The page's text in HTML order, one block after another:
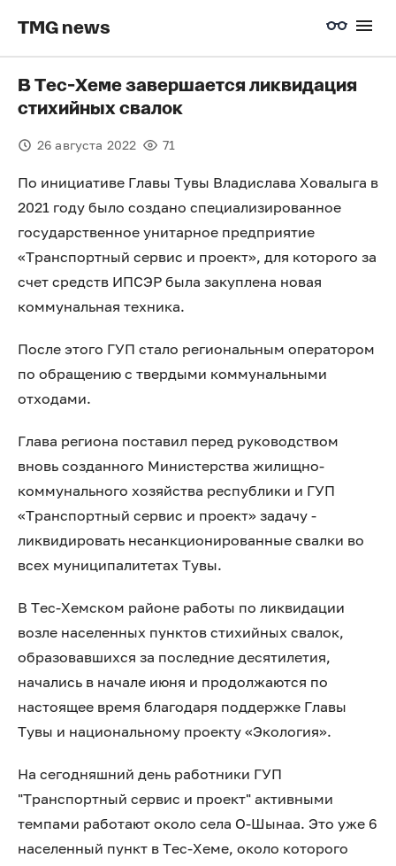
TMG news
В Тес-Хеме завершается ликвидация
стихийных свалок
26 августа 2022 71
По инициативе Главы Тувы Владислава Ховалыга в
2021 году было создано специализированное
государственное унитарное предприятие
«Транспортный сервис и проект», для которого за
счет средств ИПСЭР была закуплена новая
коммунальная техника.
После этого ГУП стало региональным оператором
по обращению с твердыми коммунальными
отходами.
Глава региона поставил перед руководством
вновь созданного Министерства жилищно-
коммунального хозяйства республики и ГУП
«Транспортный сервис и проект» задачу -
ликвидировать несанкционированные свалки во
всех муниципалитетах Тувы.
В Тес-Хемском районе работы по ликвидации
возле населенных пунктов стихийных свалок,
образовавшихся за последние десятилетия,
начались в начале июня и продолжаются по
настоящее время благодаря поддержке Главы
Тувы и национальному проекту «Экология».
На сегодняшний день работники ГУП
"Транспортный сервис и проект" активными
темпами работают около села О-Шынаа. Это уже 6
населенный пункт в Тес-Хеме, около которого